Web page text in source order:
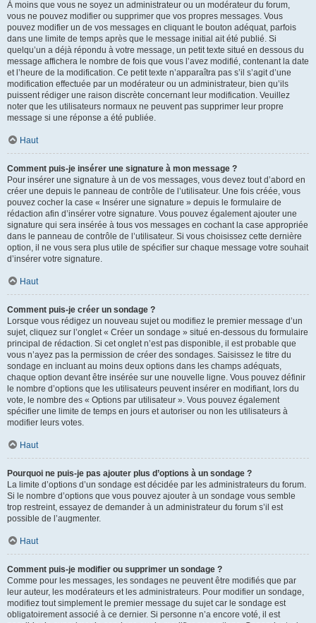
À moins que vous ne soyez un administrateur ou un modérateur du forum,
vous ne pouvez modifier ou supprimer que vos propres messages. Vous
pouvez modifier un de vos messages en cliquant le bouton adéquat, parfois
dans une limite de temps après que le message initial ait été publié. Si
quelqu’un a déjà répondu à votre message, un petit texte situé en dessous du
message affichera le nombre de fois que vous l’avez modifié, contenant la date
et l’heure de la modification. Ce petit texte n’apparaîtra pas s’il s’agit d’une
modification effectuée par un modérateur ou un administrateur, bien qu’ils
puissent rédiger une raison discrète concernant leur modification. Veuillez
noter que les utilisateurs normaux ne peuvent pas supprimer leur propre
message si une réponse a été publiée.
Haut
Comment puis-je insérer une signature à mon message ?
Pour insérer une signature à un de vos messages, vous devez tout d’abord en
créer une depuis le panneau de contrôle de l’utilisateur. Une fois créée, vous
pouvez cocher la case « Insérer une signature » depuis le formulaire de
rédaction afin d’insérer votre signature. Vous pouvez également ajouter une
signature qui sera insérée à tous vos messages en cochant la case appropriée
dans le panneau de contrôle de l’utilisateur. Si vous choisissez cette dernière
option, il ne vous sera plus utile de spécifier sur chaque message votre souhait
d’insérer votre signature.
Haut
Comment puis-je créer un sondage ?
Lorsque vous rédigez un nouveau sujet ou modifiez le premier message d’un
sujet, cliquez sur l’onglet « Créer un sondage » situé en-dessous du formulaire
principal de rédaction. Si cet onglet n’est pas disponible, il est probable que
vous n’ayez pas la permission de créer des sondages. Saisissez le titre du
sondage en incluant au moins deux options dans les champs adéquats,
chaque option devant être insérée sur une nouvelle ligne. Vous pouvez définir
le nombre d’options que les utilisateurs peuvent insérer en modifiant, lors du
vote, le nombre des « Options par utilisateur ». Vous pouvez également
spécifier une limite de temps en jours et autoriser ou non les utilisateurs à
modifier leurs votes.
Haut
Pourquoi ne puis-je pas ajouter plus d’options à un sondage ?
La limite d’options d’un sondage est décidée par les administrateurs du forum.
Si le nombre d’options que vous pouvez ajouter à un sondage vous semble
trop restreint, essayez de demander à un administrateur du forum s’il est
possible de l’augmenter.
Haut
Comment puis-je modifier ou supprimer un sondage ?
Comme pour les messages, les sondages ne peuvent être modifiés que par
leur auteur, les modérateurs et les administrateurs. Pour modifier un sondage,
modifiez tout simplement le premier message du sujet car le sondage est
obligatoirement associé à ce dernier. Si personne n’a encore voté, il est